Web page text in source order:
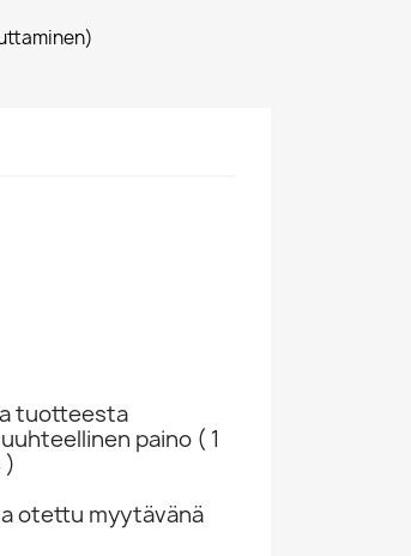
tuotteesta
paino ( 1
)
otettu myytävänä